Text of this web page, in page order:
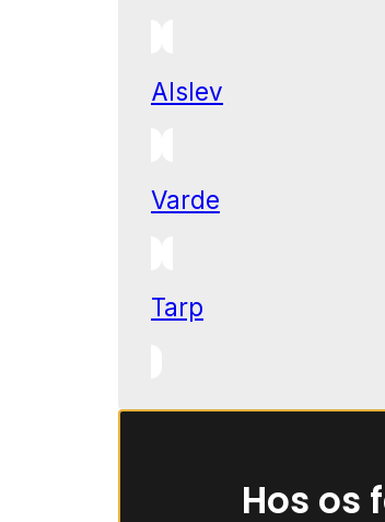
Alslev
Varde
Tarp
Hos os